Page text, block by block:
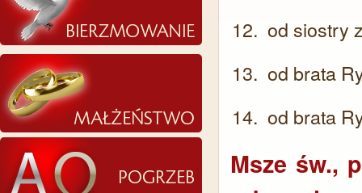
od siostry
od brata
od brata
​Msze św.,